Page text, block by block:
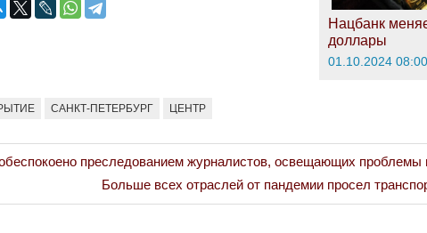
Нацбанк
доллары
01.10.2024 08:00
САНКТ-ПЕТЕРБУРГ ЦЕНТР
преследованием журналистов, освещающих проблемы
Next
Post:
Больше всех отраслей от пандемии просел
08.11.2024